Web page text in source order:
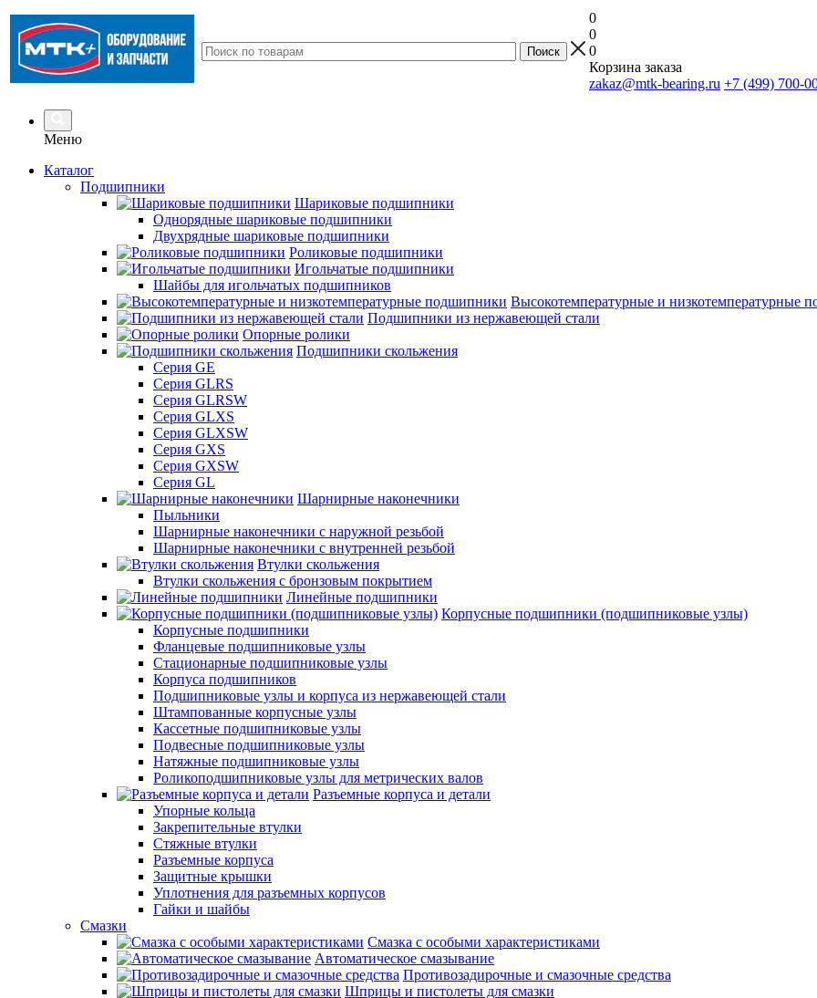
0
0
0
Корзина заказа
zakaz@mtk-bearing.ru +7 (499) 700-
Меню
Каталог
Подшипники
Шариковые подшипники
Однорядные шариковые подшипники
Двухрядные шариковые подшипники
Роликовые подшипники
Игольчатые подшипники
Шайбы для игольчатых подшипников
Высокотемпературные и низкотемпературные
Подшипники из нержавеющей стали
Опорные ролики
Подшипники скольжения
Серия GE
Серия GLRS
Серия GLRSW
Серия GLXS
Серия GLXSW
Серия GXS
Серия GXSW
Серия GL
Шарнирные наконечники
Пыльники
Шарнирные наконечники с наружной резьбой
Шарнирные наконечники с внутренней резьбой
Втулки скольжения
Втулки скольжения с бронзовым покрытием
Линейные подшипники
Корпусные подшипники (подшипниковые узлы)
Корпусные подшипники
Фланцевые подшипниковые узлы
Стационарные подшипниковые узлы
Корпуса подшипников
Подшипниковые узлы и корпуса из нержавеющей стали
Штампованные корпусные узлы
Кассетные подшипниковые узлы
Подвесные подшипниковые узлы
Натяжные подшипниковые узлы
Роликоподшипниковые узлы для метрических валов
Разъемные корпуса и детали
Упорные кольца
Закрепительные втулки
Стяжные втулки
Разъемные корпуса
Защитные крышки
Уплотнения для разъемных корпусов
Гайки и шайбы
Смазки
Смазка с особыми характеристиками
Автоматическое смазывание
Противозадирочные и смазочные средства
Шприцы и пистолеты для смазки